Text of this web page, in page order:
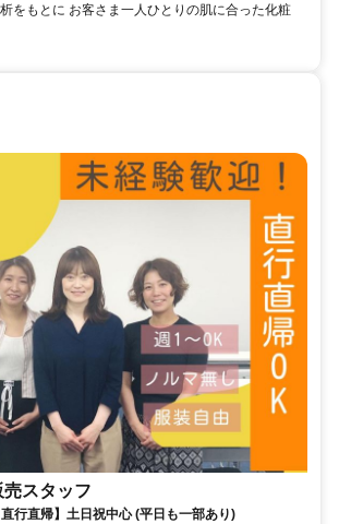
をもとに お客さま一人ひとりの肌に合った化粧
スタッフ
直行直帰】土日祝中心 (平日も一部あり)